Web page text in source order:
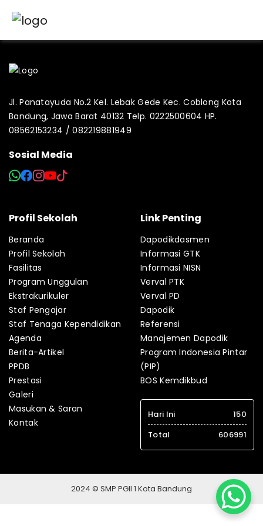
Jl. Panatayuda No.2 Kel. Lebak Gede Kec. Coblong Kota
Bandung, Jawa Barat 40132 Telp. 0222500604 HP.
08562153234 / 082219881949
Sosial Media
Profil Sekolah
Beranda
Profil Sekolah
Fasilitas
Program Unggulan
Ekstrakurikuler
Staf Pengajar
Staf Tenaga Kependidikan
Agenda
Berita-Artikel
PPDB
Prestasi
Galeri
Masukan & Saran
Kontak
Link Penting
Dapodikdasmen
Informasi GTK
Informasi NISN
Verval PTK
Verval PD
Dapodik
Referensi
Manajemen Dapodik
Program Indonesia Pintar
(PIP)
BOS Kemdikbud
Hari Ini
150
Total
606991
2024 © SMP PGII 1 Kota Bandung